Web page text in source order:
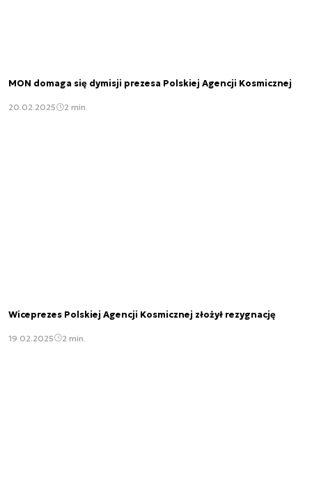
MON domaga się dymisji prezesa Polskiej Agencji Kosmicznej
20.02.2025 2 min.
Wiceprezes Polskiej Agencji Kosmicznej złożył rezygnację
19.02.2025 2 min.